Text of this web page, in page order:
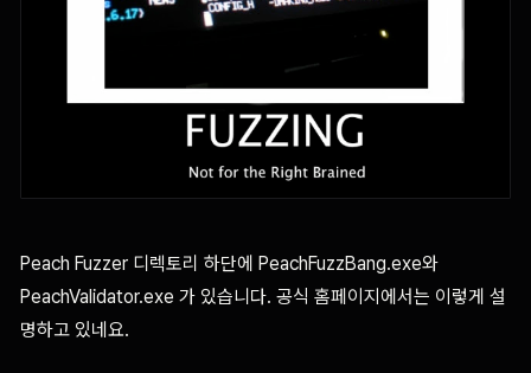
Peach Fuzzer 디렉토리 하단에 PeachFuzzBang.exe와
PeachValidator.exe 가 있습니다. 공식 홈페이지에서는 이렇게 설
명하고 있네요.